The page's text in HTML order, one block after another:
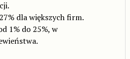
dla większych firm.
1% do 25%, w